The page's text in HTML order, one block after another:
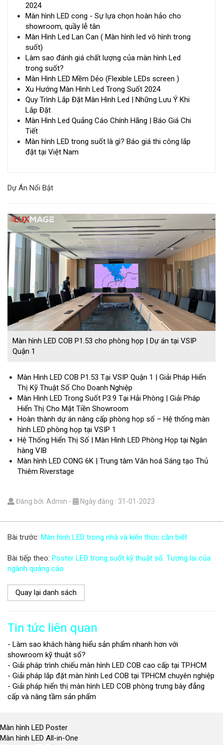
2024
Màn hình LED cong - Sự lựa chọn hoàn hảo cho
showroom, quầy lễ tân
Màn Hình Led Lan Can ( Màn hình led vô hình trong
suốt)
Làm sao đánh giá chất lượng của màn hình Led
trong suốt?
Màn Hình LED Mềm Dẻo (Flexible LEDs screen )
Xu Hướng Màn Hình Led Trong Suốt 2024
Quy Trình Lắp Đặt Màn Hình Led | Những Lưu Ý Khi
Lắp Đặt
Màn Hình Led Quảng Cáo Chính Hãng | Báo Giá Chi
Tiết
Màn hình LED trong suốt là gì? Báo giá thi công lắp
đặt tại Việt Nam
Dự Án Nổi Bật
Màn hình LED COB P1.53 cho phòng họp | Dự án tại VSIP
Quận 1
Màn Hình LED COB P1.53 Tại VSIP Quận 1 | Giải Pháp Hiển
Thị Kỹ Thuật Số Cho Doanh Nghiệp
Màn Hình LED Trong Suốt P3.9 Tại Hải Phòng | Giải Pháp
Hiển Thị Cho Mặt Tiền Showroom
Hoàn thành dự án nâng cấp phòng họp số – Hệ thống màn
hình LED phòng họp tại VSIP 1
Hệ Thống Hiển Thị Số | Màn Hình LED Phòng Họp tại Ngân
hàng VIB
Màn hình LED CONG 6K | Trung tâm Văn hoá Sáng tạo Thủ
Thiêm Riverstage
Đăng bởi: Admin - Ngày đăng : 31-01-2023
Bài trước: Màn hình LED trong nhà và kiến thức cần biết
Bài tiếp theo: Poster LED trong suốt kỹ thuật số: Tương lai của
ngành quảng cáo
Quay lại danh sách
Tin tức liên quan
- Làm sao khách hàng hiểu sản phẩm nhanh hơn với
showroom kỹ thuật số?
- Giải pháp trình chiếu màn hình LED COB cao cấp tại TP.HCM
- Giải pháp lắp đặt màn hình Led COB tại TPHCM chuyên nghiệp
- Giải pháp hiển thị màn hình LED COB phòng trưng bày đẳng
cấp và nâng tầm sản phẩm
Màn hình LED Poster
Màn hình LED All-in-One